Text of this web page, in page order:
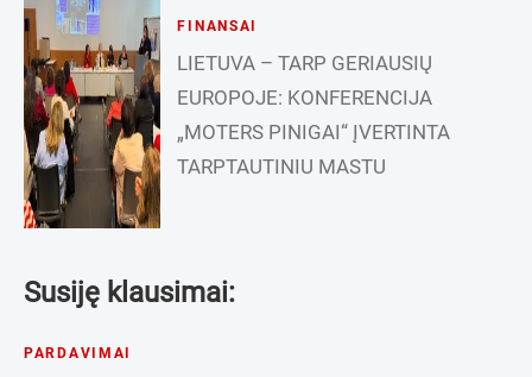
FINANSAI
LIETUVA – TARP GERIAUSIŲ
EUROPOJE: KONFERENCIJA
„MOTERS PINIGAI“ ĮVERTINTA
TARPTAUTINIU MASTU
Susiję klausimai:
PARDAVIMAI